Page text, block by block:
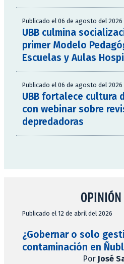
Publicado el 06 de agosto del 2026
UBB culmina
primer Modelo
Escuelas y Aulas
Publicado el 06 de agosto del 2026
UBB fortalece cultura
con webinar sobre
depredadoras
Publicado el 12 de abril del 2026
¿Gobernar o solo
contaminación en
Por José